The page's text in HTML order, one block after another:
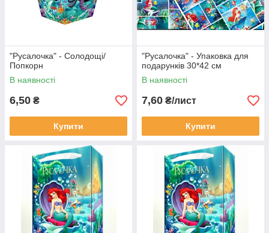
"Русалочка" - Солодощі/
Попкорн
В наявності
6,50 ₴
Купити
"Русалочка" - Упаковка для
подарунків 30*42 см
В наявності
7,60 ₴/лист
Купити